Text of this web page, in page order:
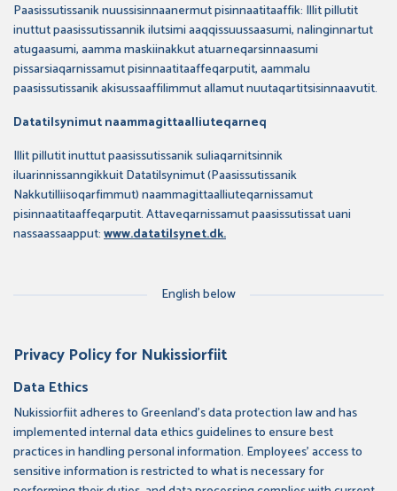
Paasissutissanik nuussisinnaanermut pisinnaatitaaffik: Illit pillutit
inuttut paasissutissannik ilutsimi aaqqissuussaasumi, nalinginnartut
atugaasumi, aamma maskiinakkut atuarneqarsinnaasumi
pissarsiaqarnissamut pisinnaatitaaffeqarputit, aammalu
paasissutissanik akisussaaffilimmut allamut nuutaqartitsisinnaavutit.
Datatilsynimut naammagittaalliuteqarneq
Illit pillutit inuttut paasissutissanik suliaqarnitsinnik
iluarinnissanngikkuit Datatilsynimut (Paasissutissanik
Nakkutilliisoqarfimmut) naammagittaalliuteqarnissamut
pisinnaatitaaffeqarputit. Attaveqarnissamut paasissutissat uani
nassaassaapput:www.datatilsynet.dk.
English below
Privacy Policy for Nukissiorfiit
Data Ethics
Nukissiorfiit adheres to Greenland's data protection law and has
implemented internal data ethics guidelines to ensure best
practices in handling personal information. Employees' access to
sensitive information is restricted to what is necessary for